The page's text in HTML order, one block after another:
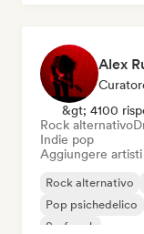
Alex
&gt; 4100
Rock alternativo
Indie pop
Aggiungere
Rock alternativo
Pop psichedelico
Surf rock